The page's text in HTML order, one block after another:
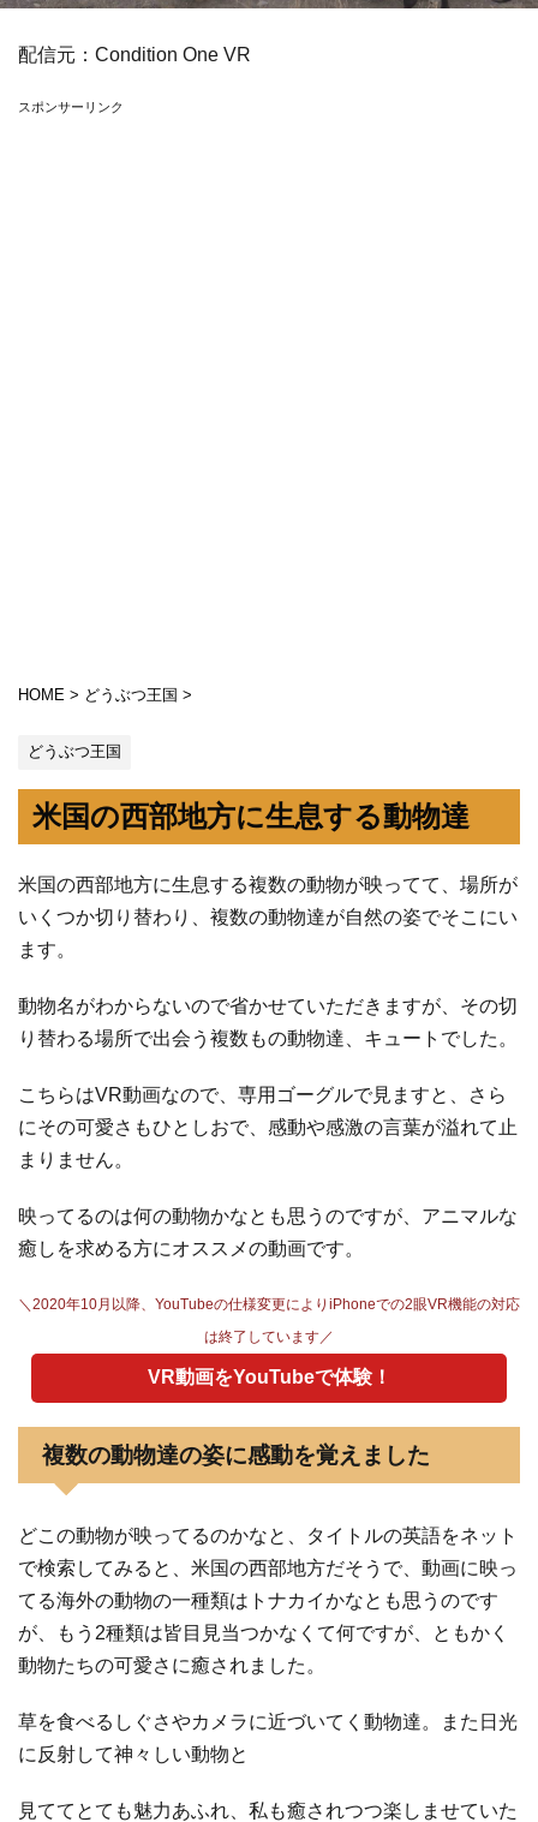
配信元： Condition One VR
スポンサーリンク
HOME > どうぶつ王国 >
どうぶつ王国
米国の西部地方に生息する動物達
米国の西部地方に生息する複数の動物が映ってて、場所が
いくつか切り替わり、複数の動物達が自然の姿でそこにい
ます。
動物名がわからないので省かせていただきますが、その切
り替わる場所で出会う複数もの動物達、キュートでした。
こちらはVR動画なので、専用ゴーグルで見ますと、さら
にその可愛さもひとしおで、感動や感激の言葉が溢れて止
まりません。
映ってるのは何の動物かなとも思うのですが、アニマルな
癒しを求める方にオススメの動画です。
＼2020年10月以降、YouTubeの仕様変更によりiPhoneでの2眼VR機能の対応
は終了しています／
VR動画をYouTubeで体験！
複数の動物達の姿に感動を覚えました
どこの動物が映ってるのかなと、タイトルの英語をネット
で検索してみると、米国の西部地方だそうで、動画に映っ
てる海外の動物の一種類はトナカイかなとも思うのです
が、もう2種類は皆目見当つかなくて何ですが、ともかく
動物たちの可愛さに癒されました。
草を食べるしぐさやカメラに近づいてく動物達。また日光
に反射して神々しい動物と
見ててとても魅力あふれ、私も癒されつつ楽しませていた